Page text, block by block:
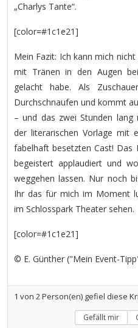
„Charlys Tante“.
[color=#1c1e21]
Mein Fazit: Ich kann mich
mit Tränen in den Augen
gelacht habe. Als
Durchschnaufen und kommt
– und das zwei Stunden lang
der literarischen Vorlage mit
fabelhaft besetzten Cast! Das
begeistert applaudiert und
weggehen lassen. Nur noch
Ihr das für mich im Moment
im Schlosspark Theater sehen.
[color=#1c1e21]
© E. Günther ("Mein Event-
1 von 2Person(en) gefiel diese
Gefällt mir